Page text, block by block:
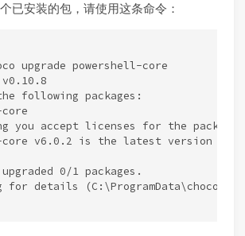
已安装的包，请使用这条命令：
upgrade powershell-core
following packages:
you accept licenses for the
core v6.0.2 is the latest version
0/1 packages.
for details